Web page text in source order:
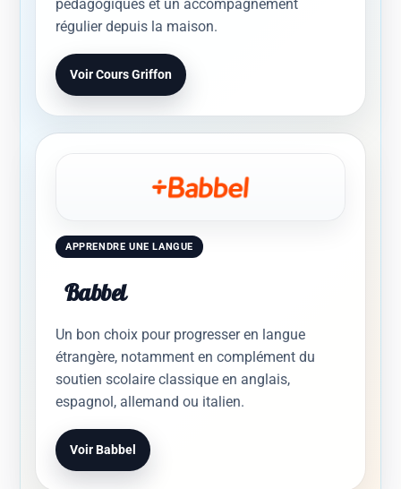
pédagogiques et un accompagnement
régulier depuis la maison.
Voir Cours Griffon
APPRENDRE UNE LANGUE
Babbel
Un bon choix pour progresser en langue
étrangère, notamment en complément du
soutien scolaire classique en anglais,
espagnol, allemand ou italien.
Voir Babbel